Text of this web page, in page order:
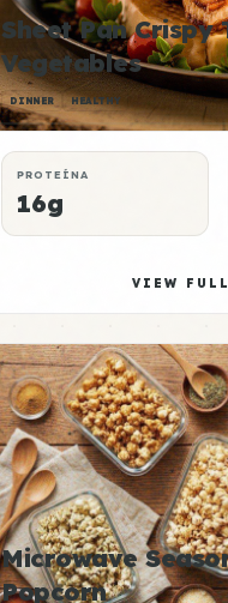
Sheet Pan Crispy
Vegetables
DINNER HEALTHY
PROTEÍNA
16g
VIEW
Microwave
Popcorn